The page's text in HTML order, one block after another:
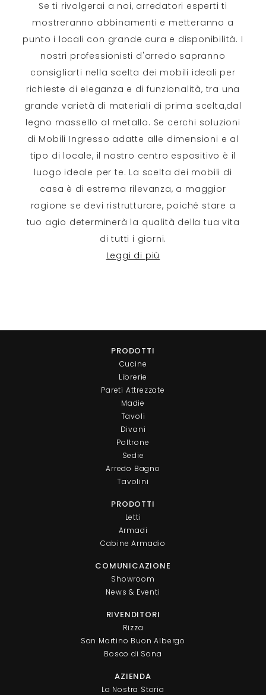
Se ti rivolgerai a noi, arredatori esperti ti
mostreranno abbinamenti e metteranno a
punto i locali con grande cura e disponibilità. I
nostri professionisti d'arredo sapranno
consigliarti nella scelta dei mobili ideali per
richieste di eleganza e di funzionalità, tra una
grande varietà di materiali di prima scelta,dal
legno massello al metallo. Se cerchi soluzioni
di Mobili Ingresso adatte alle dimensioni e al
tipo di locale, il nostro centro espositivo è il
luogo ideale per te. La scelta dei mobili di
casa è di estrema rilevanza, a maggior
ragione se devi ristrutturare, poiché stare a
tuo agio determinerà la qualità della tua vita
di tutti i giorni.
Leggi di più
PRODOTTI
Cucine
Librerie
Pareti Attrezzate
Madie
Tavoli
Divani
Poltrone
Sedie
Arredo Bagno
Tavolini
PRODOTTI
Letti
Armadi
Cabine Armadio
COMUNICAZIONE
Showroom
News & Eventi
RIVENDITORI
Rizza
San Martino Buon Albergo
Bosco di Sona
AZIENDA
La Nostra Storia